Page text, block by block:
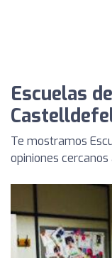
Escuelas
Te mostramos
opiniones